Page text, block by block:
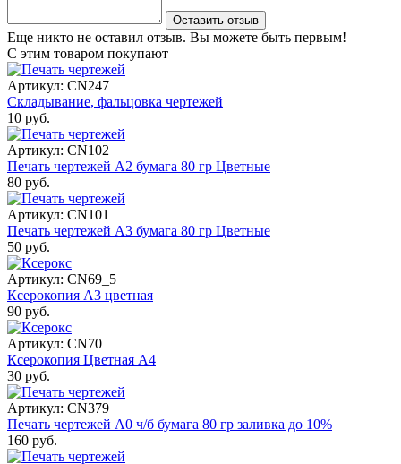
Оставить отзыв
Еще никто не оставил отзыв. Вы можете быть первым!
С этим товаром покупают
Артикул: CN247
Складывание, фальцовка чертежей
10 руб.
Артикул: CN102
Печать чертежей А2 бумага 80 гр Цветные
80 руб.
Артикул: CN101
Печать чертежей А3 бумага 80 гр Цветные
50 руб.
Артикул: CN69_5
Ксерокопия А3 цветная
90 руб.
Артикул: CN70
Ксерокопия Цветная А4
30 руб.
Артикул: CN379
Печать чертежей А0 ч/б бумага 80 гр заливка до 10%
160 руб.